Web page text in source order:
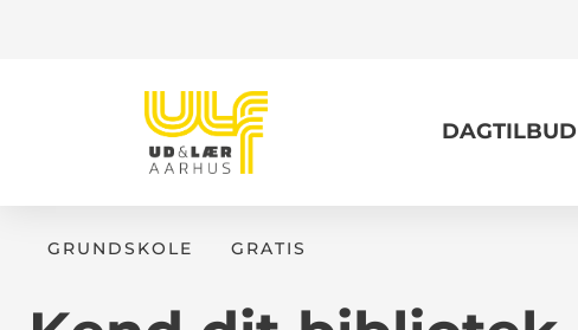
DAGTILBUD
GRUNDSKOLE GRATIS